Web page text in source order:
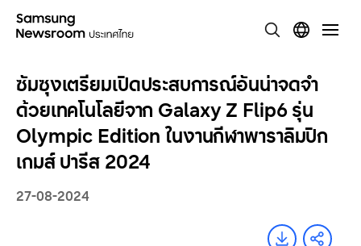
ซัมซุงเตรียมเปิดประสบการณ์อันน่าจดจำ
ด้วยเทคโนโลยีจาก Galaxy Z Flip6 รุ่น
Olympic Edition ในงานกีฬาพาราลิมปิก
เกมส์ ปารีส 2024
27-08-2024